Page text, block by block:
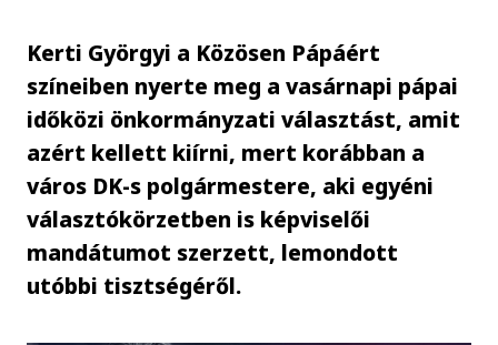
Kerti Györgyi a Közösen Pápáért
színeiben nyerte meg a vasárnapi pápai
időközi önkormányzati választást, amit
azért kellett kiírni, mert korábban a
város DK-s polgármestere, aki egyéni
választókörzetben is képviselői
mandátumot szerzett, lemondott
utóbbi tisztségéről.